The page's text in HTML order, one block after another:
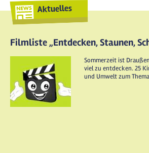
Aktuelles
Filmliste „Entdecken, Staunen,
Sommerzeit ist
viel zu entdecken. 25
und Umwelt zum